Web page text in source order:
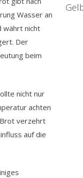
Wasser an
währt nicht
Der
beim
nicht nur
achten
verzehrt
auf die